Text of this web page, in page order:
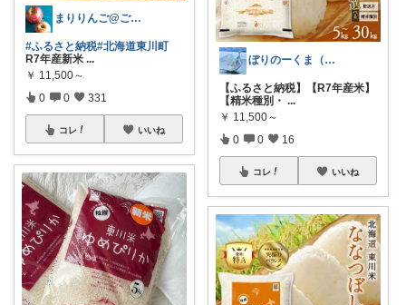
まりりんご@ご購入感謝です🍎
#ふるさと納税#北海道東川町
R7年産新米 ...
￥ 11,500～
0 0 331
コレ いいね
ぼりのーくま（妻）多忙🙇暫くお休み御免
【ふるさと納税】【R7年産米】
【精米種別・ ...
￥ 11,500～
0 0 16
コレ いいね